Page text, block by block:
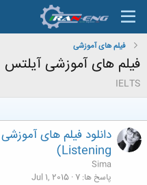
فیلم های آموزشی
فیلم های آموزشی آیلتس
IELTS
Listening)
Sima
پاسخ ها 7
Jul 1, 2015